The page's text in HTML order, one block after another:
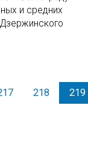
и средних
218 219